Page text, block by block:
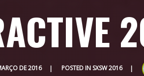
DE 2016 POSTED INSXSW 2016